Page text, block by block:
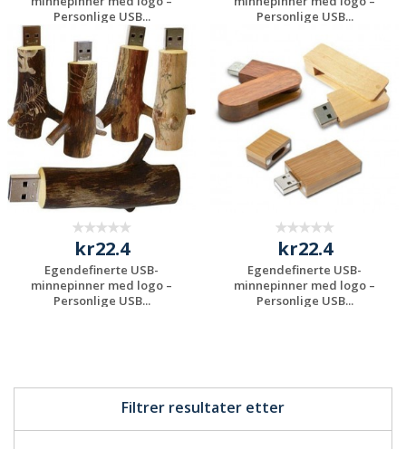
Filtrer resultater etter
Personlige USB...
Be om et
uforpliktende
tilbud
Personlige USB...
Be om et
uforpliktende
tilbud
kr22.4
Egendefinerte USB-
minnepinner med logo –
Personlige USB...
kr22.4
Egendefinerte USB-
minnepinner med logo –
Personlige USB...